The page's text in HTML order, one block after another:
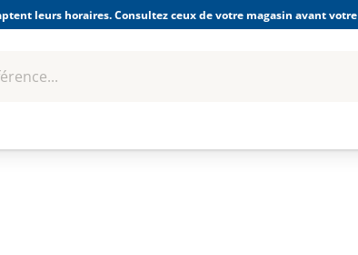
leurs horaires. Consultez ceux de votre magasin avant